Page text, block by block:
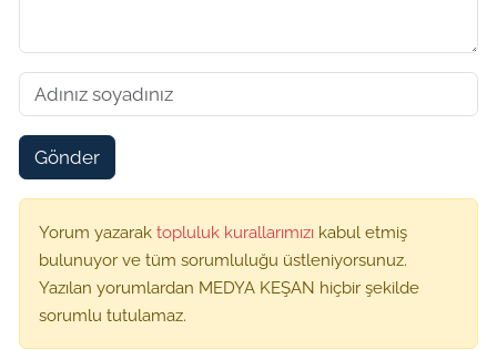
Gönder
Yorum yazarak topluluk kurallarımızı kabul etmiş
bulunuyor ve tüm sorumluluğu üstleniyorsunuz.
Yazılan yorumlardan MEDYA KEŞAN hiçbir şekilde
sorumlu tutulamaz.